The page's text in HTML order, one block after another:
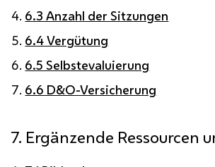
6.3 Anzahl der Sitzungen
6.4 Vergütung
6.5 Selbstevaluierung
6.6 D&O-Versicherung
7. Ergänzende Ressourcen